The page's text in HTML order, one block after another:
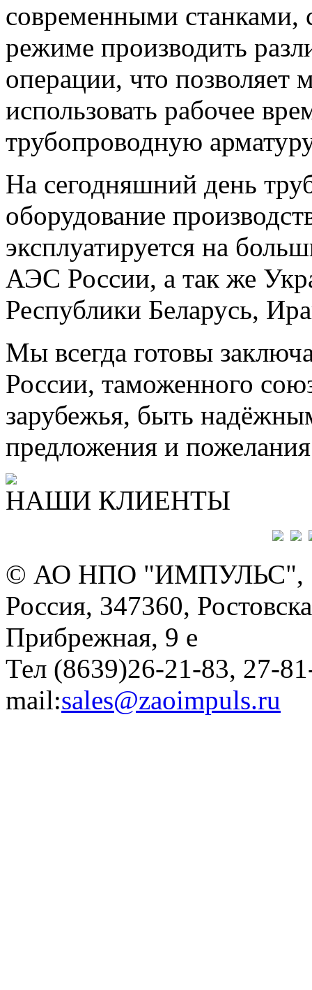
современными станками,
режиме производить
операции, что позволяет
использовать рабочее
трубопроводную
На сегодняшний день
оборудование
эксплуатируется на
АЭС России, а так же
Республики Беларусь,
Мы всегда готовы
России, таможенного
зарубежья, быть
предложения и пожелания
НАШИ КЛИЕНТЫ
© АО НПО "ИМПУЛЬС",
Россия, 347360,
Прибрежная, 9 е
Тел (8639)26-21-83, 27-
mail:sales@zaoimpuls.ru